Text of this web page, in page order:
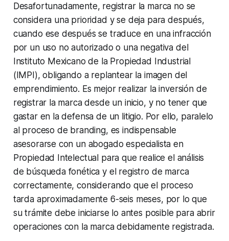
Desafortunadamente, registrar la marca no se
considera una prioridad y se deja para después,
cuando ese después se traduce en una infracción
por un uso no autorizado o una negativa del
Instituto Mexicano de la Propiedad Industrial
(IMPI), obligando a replantear la imagen del
emprendimiento. Es mejor realizar la inversión de
registrar la marca desde un inicio, y no tener que
gastar en la defensa de un litigio. Por ello, paralelo
al proceso de branding, es indispensable
asesorarse con un abogado especialista en
Propiedad Intelectual para que realice el análisis
de búsqueda fonética y el registro de marca
correctamente, considerando que el proceso
tarda aproximadamente 6-seis meses, por lo que
su trámite debe iniciarse lo antes posible para abrir
operaciones con la marca debidamente registrada.